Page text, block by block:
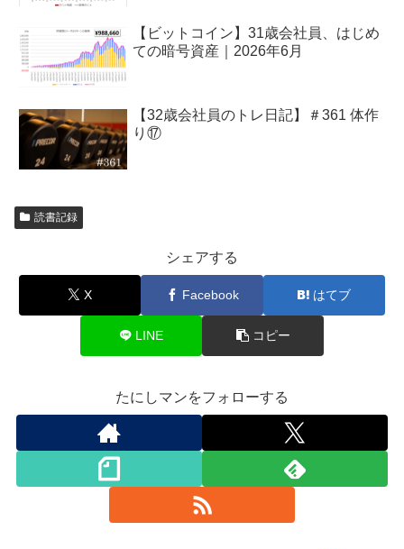
【ビットコイン】31歳会社員、はじめ
ての暗号資産｜2026年6月
【32歳会社員のトレ日記】＃361 体作
り⑰
読書記録
シェアする
X Facebook はてブ
LINE コピー
たにしマンをフォローする